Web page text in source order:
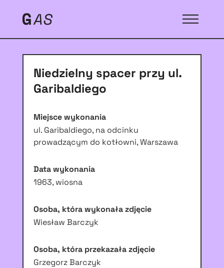
Niedzielny spacer przy ul.
Garibaldiego
Miejsce wykonania
ul. Garibaldiego, na odcinku
prowadzącym do kotłowni, Warszawa
Data wykonania
1963, wiosna
Osoba, która wykonała zdjęcie
Wiesław Barczyk
Osoba, która przekazała zdjęcie
Grzegorz Barczyk